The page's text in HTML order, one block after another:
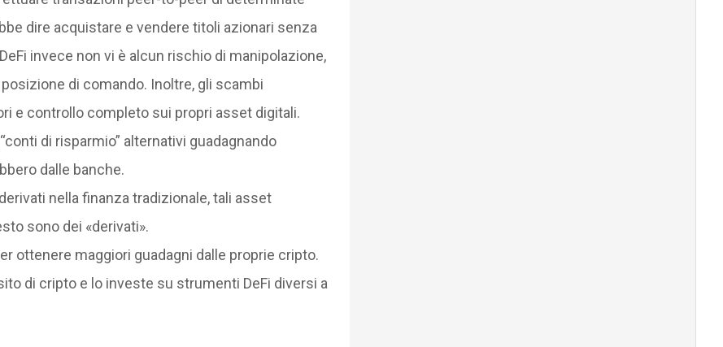
dire acquistare e vendere titoli azionari senza
invece non vi è alcun rischio di manipolazione,
di comando. Inoltre, gli scambi
e controllo completo sui propri asset digitali.
di risparmio” alternativi guadagnando
dalle banche.
nella finanza tradizionale, tali asset
sono dei «derivati».
ottenere maggiori guadagni dalle proprie cripto.
di cripto e lo investe su strumenti DeFi diversi a